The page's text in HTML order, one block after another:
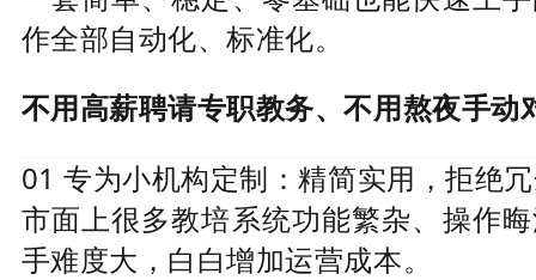
作全部自动化、标准化。
不用高薪聘请专职教务、不用熬夜手
01 专为小机构定制：精简实用，拒绝
市面上很多教培系统功能繁杂、操作
手难度大，白白增加运营成本。